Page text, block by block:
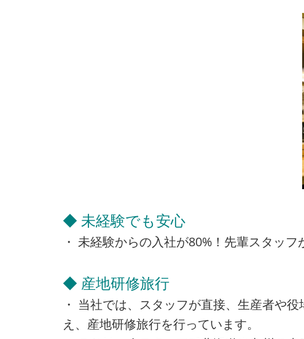
◆ 未経験でも安心
・ 未経験からの入社が80%！先輩スタッ
◆ 産地研修旅行
・ 当社では、スタッフが直接、生産者や
え、産地研修旅行を行っています。